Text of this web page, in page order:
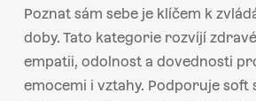
Poznat sám sebe je klíčem k
doby. Tato kategorie rozvíjí
empatii, odolnost a dovednosti
emocemi i vztahy. Podporuje soft